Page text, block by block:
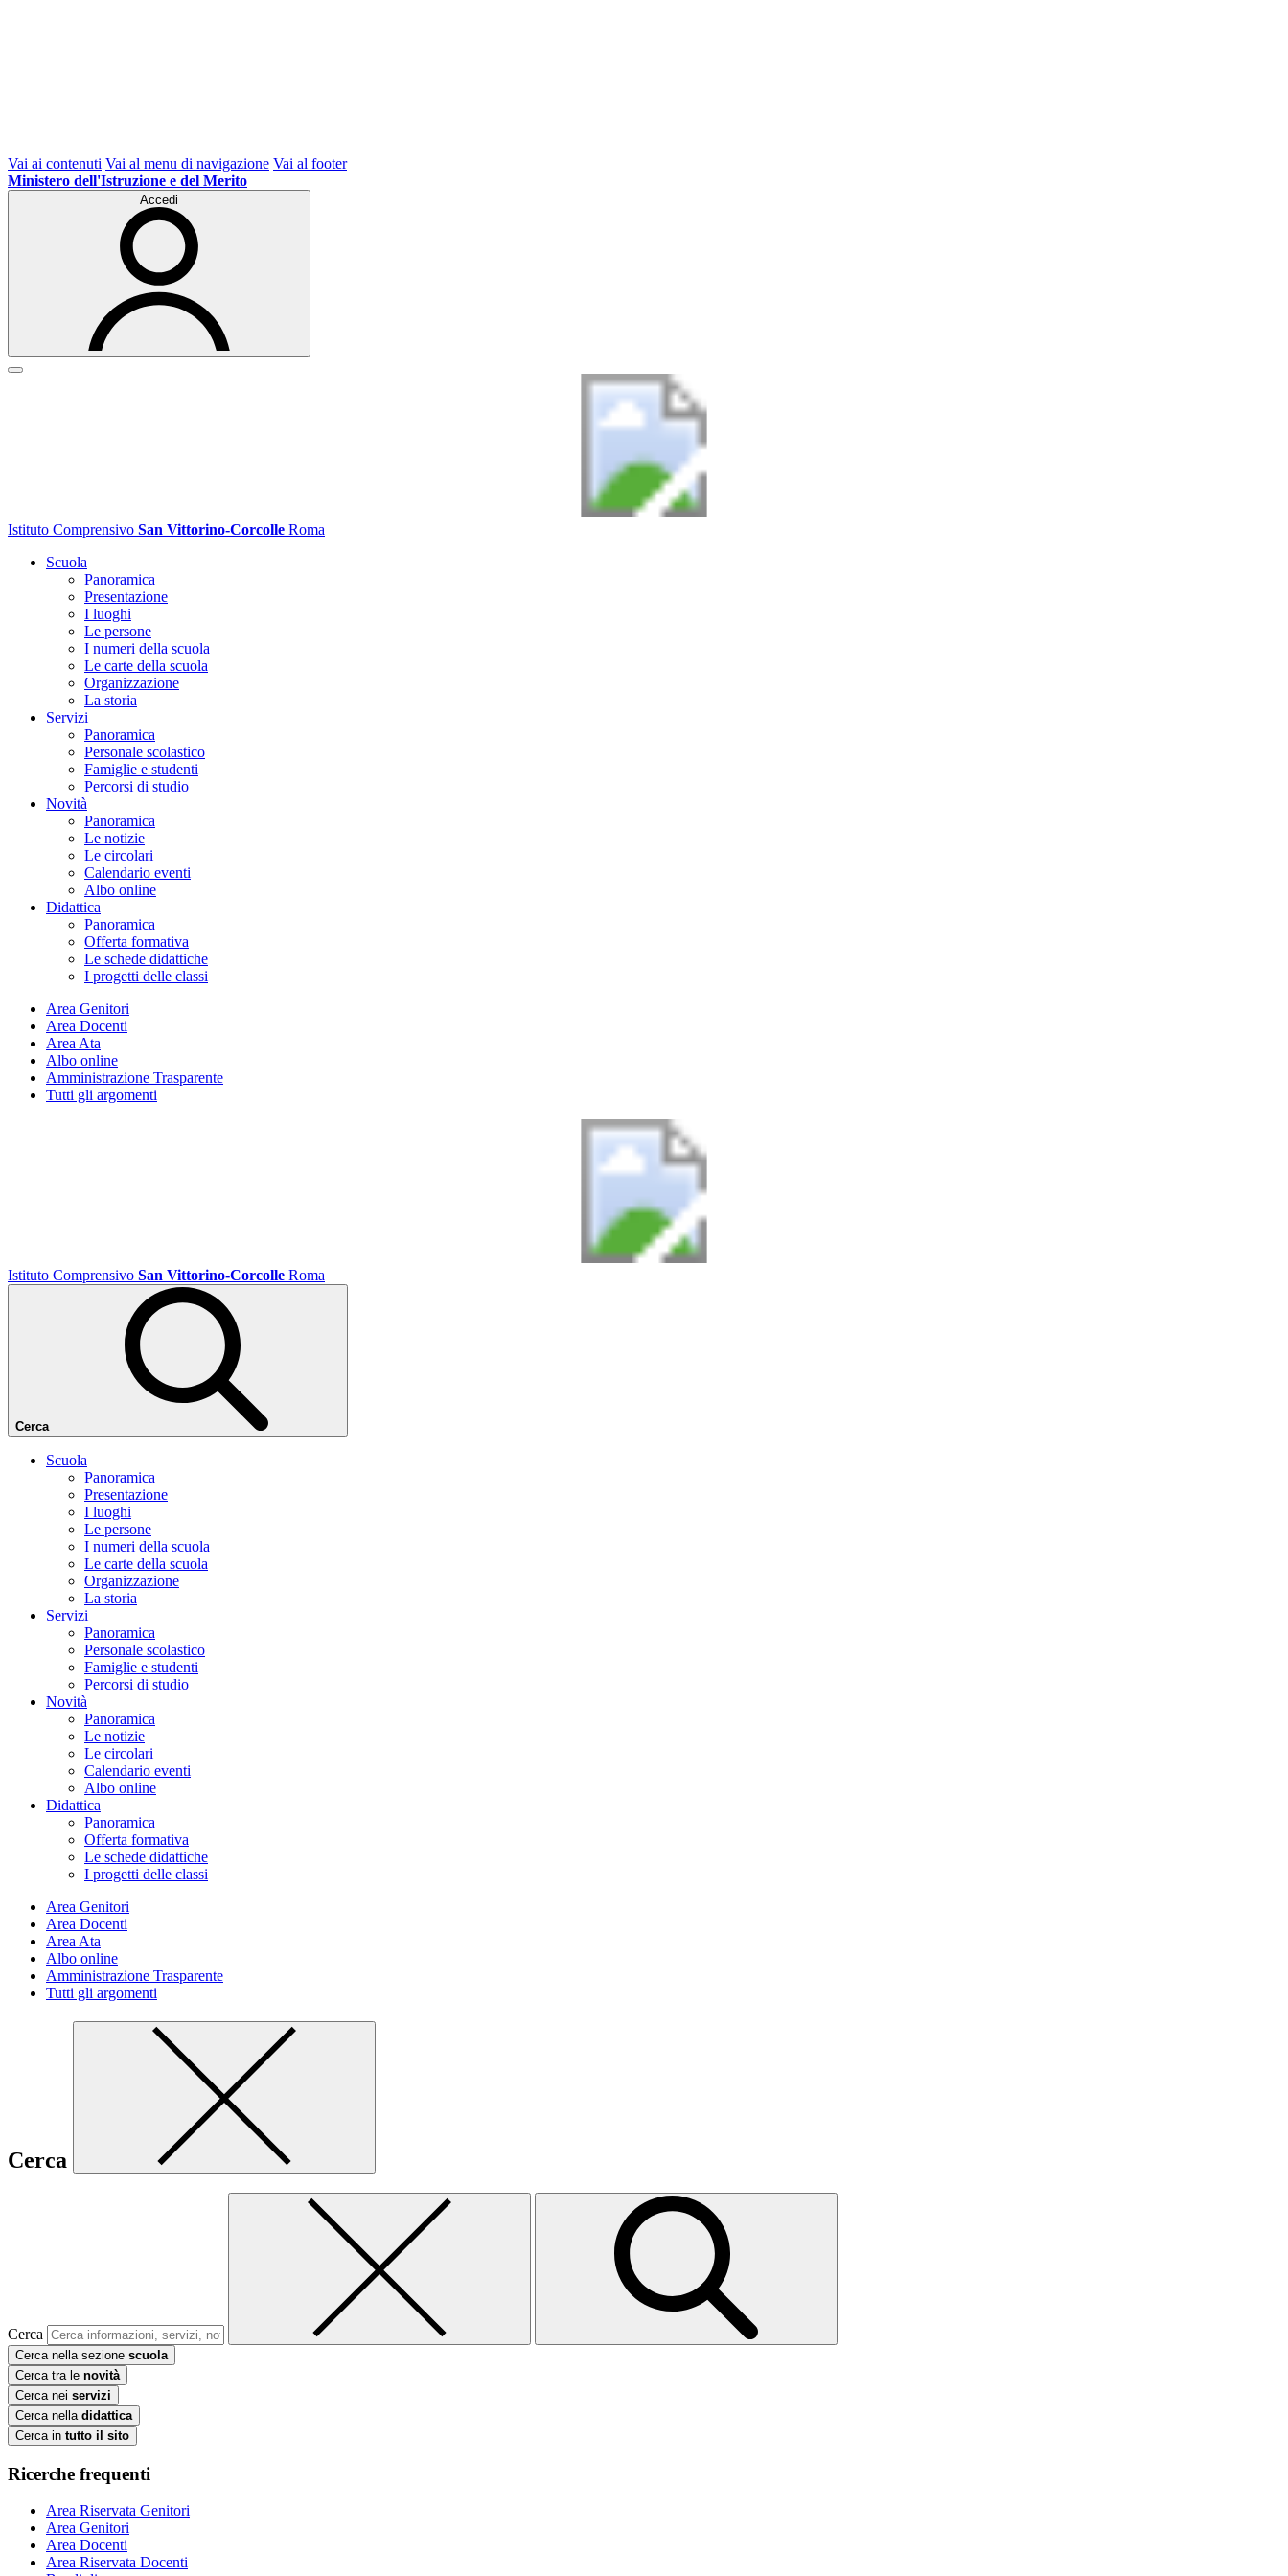
Vai ai contenuti Vai al menu di navigazione Vai al footer
Ministero dell'Istruzione e del Merito
Accedi
Istituto Comprensivo San Vittorino-Corcolle Roma
Scuola
Panoramica
Presentazione
I luoghi
Le persone
I numeri della scuola
Le carte della scuola
Organizzazione
La storia
Servizi
Panoramica
Personale scolastico
Famiglie e studenti
Percorsi di studio
Novità
Panoramica
Le notizie
Le circolari
Calendario eventi
Albo online
Didattica
Panoramica
Offerta formativa
Le schede didattiche
I progetti delle classi
Area Genitori
Area Docenti
Area Ata
Albo online
Amministrazione Trasparente
Tutti gli argomenti
Istituto Comprensivo San Vittorino-Corcolle Roma
Cerca
Scuola
Panoramica
Presentazione
I luoghi
Le persone
I numeri della scuola
Le carte della scuola
Organizzazione
La storia
Servizi
Panoramica
Personale scolastico
Famiglie e studenti
Percorsi di studio
Novità
Panoramica
Le notizie
Le circolari
Calendario eventi
Albo online
Didattica
Panoramica
Offerta formativa
Le schede didattiche
I progetti delle classi
Area Genitori
Area Docenti
Area Ata
Albo online
Amministrazione Trasparente
Tutti gli argomenti
Cerca
Cerca
Cerca nella sezione scuola
Cerca tra le novità
Cerca nei servizi
Cerca nella didattica
Cerca in tutto il sito
Ricerche frequenti
Area Riservata Genitori
Area Genitori
Area Docenti
Area Riservata Docenti